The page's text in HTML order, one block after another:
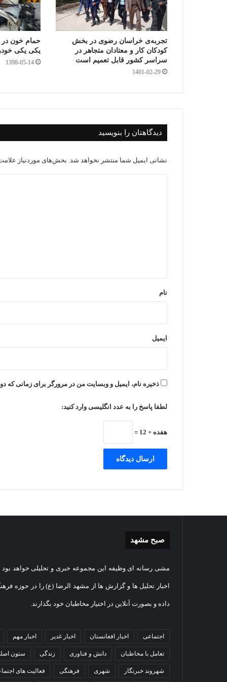
تجربه‌ی خراسان رضوی در بخش
کودکان کار و معتادان متجاهر در
سراسر کشور قابل تعمیم است
1401-02-29
حمام خون در
یکی یکی
1398-05-14
دیدگاهتان را بنویسید
نشانی ایمیل شما منتشر نخواهد شد. بخش‌های موردنیاز
نام
ایمیل
ذخیره نام، ایمیل و وبسایت من در مرورگر برای زمانی که
لطفا پاسخ را به عدد انگلیسی وارد کنید:
هفده + 12 =
صبح مشهد
مشی رسانه ای وظیفه این مجموعه خبری و تحلیلی خواهد بود
اخبار تحلیل ها و گزارش ها از مشهد الرضا (ع) را در حوزه
داده و بصورت آنلاین در اختیار مخاطبان خود بگذارند.
اجتماعی اخبار افغانستان اخبار غدیر اخبار مهم
تعامل با مخاطبان دانش و فناوری زندگی ستون
شهروند خبرنگار شهری فرهنگی فعالیت های
غبارروبی
مضجع
نورانی
رضا(علیه
فیلم
1404-07-05
رضا(علیه السلام) + فیلم
تشییع
مهدی
در